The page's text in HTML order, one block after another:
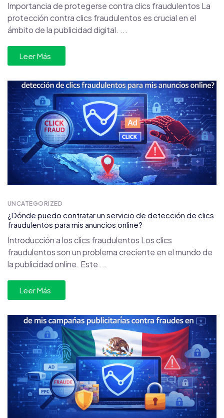
Importancia de protegerse contra clics fraudulentos La
protección contra clics fraudulentos es crucial en el
ámbito de la publicidad digital. ...
Leer Más
UNCATEGORIZED
¿Dónde puedo contratar un servicio de detección de clics
fraudulentos para mis anuncios online?
Introducción a los clics fraudulentos Los clics
fraudulentos son un problema creciente en el mundo de
la publicidad online. Este ...
Leer Más